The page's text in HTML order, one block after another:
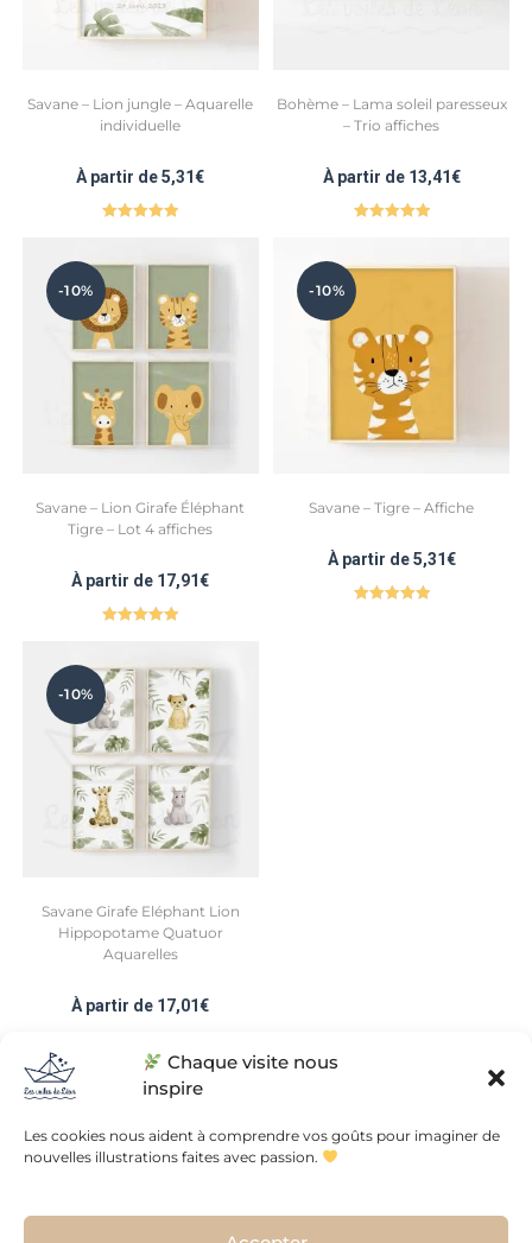
Chaque visite nous
inspire
Les cookies nous aident à comprendre vos goûts pour imaginer de
nouvelles illustrations faites avec passion.
Savane – Lion jungle – Aquarelle
individuelle
À partir de5,31€
Bohème – Lama soleil paresseux
– Trio affiches
À partir de 13,41€
-10%
Savane – Lion Girafe Éléphant
Tigre – Lot 4 affiches
À partir de 17,91€
-10%
Savane – Tigre – Affiche
À partir de5,31€
-10%
Savane Girafe Eléphant Lion
Hippopotame Quatuor
Aquarelles
À partir de 17,01€
5.00
sur 5
Conditions Générales de Vente
Politique de confidentialités